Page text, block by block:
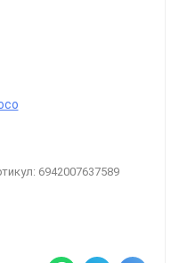
6942007637589